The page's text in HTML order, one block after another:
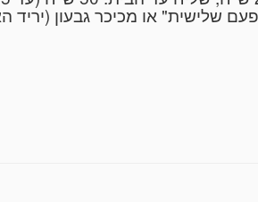
שלישית" או מכיכר גבעון (יריד